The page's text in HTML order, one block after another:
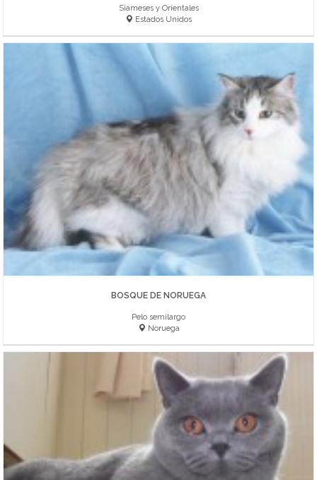
Siameses y Orientales
Estados Unidos
BOSQUE DE NORUEGA
Pelo semilargo
Noruega